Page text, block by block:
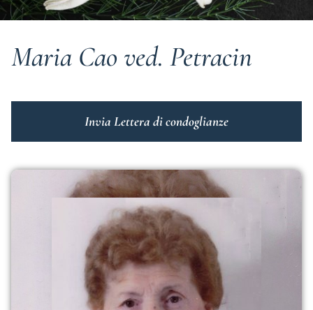
Maria Cao ved. Petracin
Invia Lettera di condoglianze